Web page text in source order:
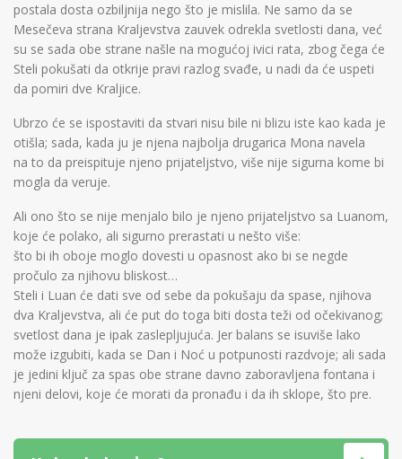
postala dosta ozbiljnija nego što je mislila. Ne samo da se
Mesečeva strana Kraljevstva zauvek odrekla svetlosti dana, već
su se sada obe strane našle na mogućoj ivici rata, zbog čega će
Steli pokušati da otkrije pravi razlog svađe, u nadi da će uspeti
da pomiri dve Kraljice.
Ubrzo će se ispostaviti da stvari nisu bile ni blizu iste kao kada je
otišla; sada, kada ju je njena najbolja drugarica Mona navela
na to da preispituje njeno prijateljstvo, više nije sigurna kome bi
mogla da veruje.
Ali ono što se nije menjalo bilo je njeno prijateljstvo sa Luanom,
koje će polako, ali sigurno prerastati u nešto više:
što bi ih oboje moglo dovesti u opasnost ako bi se negde
pročulo za njihovu bliskost…
Steli i Luan će dati sve od sebe da pokušaju da spase, njihova
dva Kraljevstva, ali će put do toga biti dosta teži od očekivanog;
svetlost dana je ipak zaslepljujuća. Jer balans se isuviše lako
može izgubiti, kada se Dan i Noć u potpunosti razdvoje; ali sada
je jedini ključ za spas obe strane davno zaboravljena fontana i
njeni delovi, koje će morati da pronađu i da ih sklope, što pre.